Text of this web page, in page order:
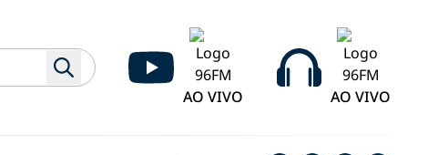
AO VIVO
AO VIVO